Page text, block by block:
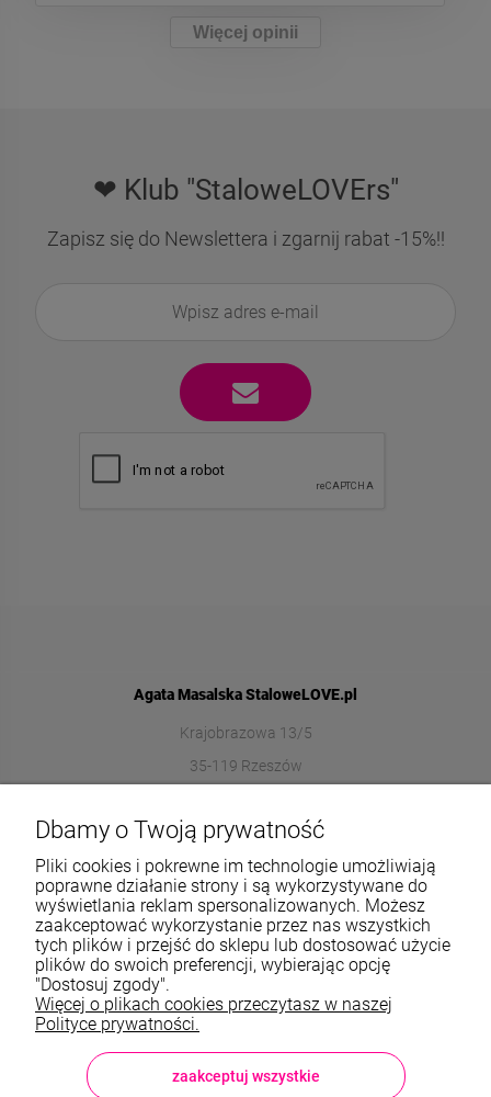
Więcej opinii
❤ Klub "StaloweLOVErs"
Zapisz się do Newslettera i zgarnij rabat -15%!!
Agata Masalska StaloweLOVE.pl
Krajobrazowa 13/5
35-119 Rzeszów
572989669
Informacje
O nas
TWOJE KONTO
Sklep: StaloweLOVE, Krajobrazowa 13/5, 35-119 Rzeszów, woj.
podkarpackie, NIP: 8133612433, tel.:572 989 669
sklep@stalowelove.com.pl
Dbamy o Twoją prywatność
Pliki cookies i pokrewne im technologie umożliwiają
poprawne działanie strony i są wykorzystywane do
wyświetlania reklam spersonalizowanych. Możesz
zaakceptować wykorzystanie przez nas wszystkich
tych plików i przejść do sklepu lub dostosować użycie
plików do swoich preferencji, wybierając opcję
"Dostosuj zgody".
Więcej o plikach cookies przeczytasz w naszej
Polityce prywatności.
zaakceptuj wszystkie